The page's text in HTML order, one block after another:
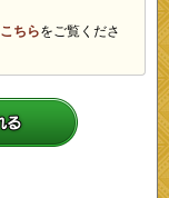
こちらをご覧くださ